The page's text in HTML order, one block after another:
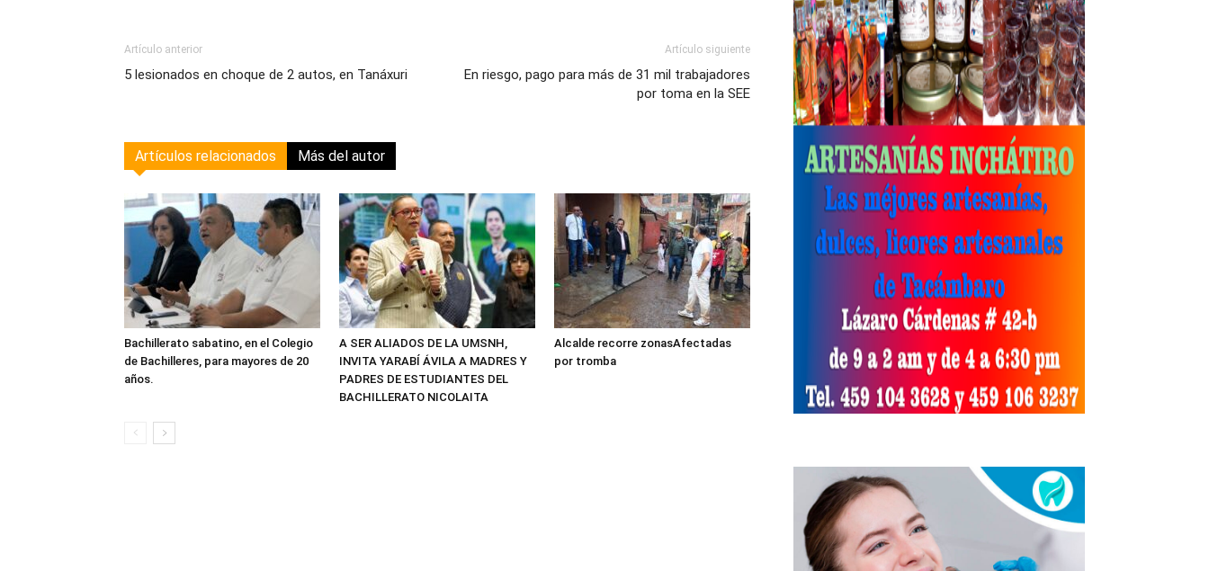
Artículo anterior
5 lesionados en choque de 2 autos, en Tanáxuri
Artículo siguiente
En riesgo, pago para más de 31 mil trabajadores
por toma en la SEE
Artículos relacionados Más del autor
Bachillerato sabatino, en el Colegio
de Bachilleres, para mayores de 20
años.
A SER ALIADOS DE LA UMSNH,
INVITA YARABÍ ÁVILA A MADRES Y
PADRES DE ESTUDIANTES DEL
BACHILLERATO NICOLAITA
Alcalde recorre zonasAfectadas
por tromba